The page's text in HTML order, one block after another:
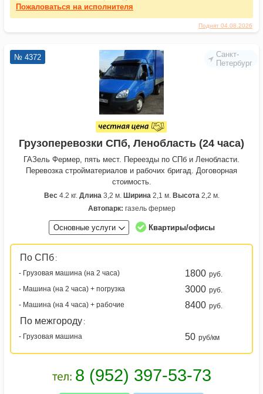
Поднят 04.08.2026
Пожаловаться на исполнителя
Санкт-
Петербург
№ 4372
Грузоперевозки СПб, Ленобласть (24 часа)
ГАЗель Фермер, пять мест. Переезды по СПб и Ленобласти.
Перевозка стройматериалов и рабочих бригад. Договорная
стоимость.
Вес4.2 кг. Длина 3,2 м. Ширина 2,1 м. Высота 2,2 м.
Автопарк: газель фермер
Основные услуги Квартиры/офисы
По СПб :
- Грузовая машина (на 2 часа)
1800 руб.
- Машина (на 2 часа) + погрузка
3000 руб.
- Машина (на 4 часа) + рабочие
8400 руб.
По межгороду :
- Грузовая машина
50 руб/км